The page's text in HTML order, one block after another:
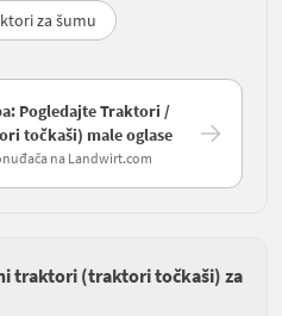
za šumu
Pogledajte Traktori /
točkaši) male oglase
na Landwirt.com
traktori (traktori točkaši) za